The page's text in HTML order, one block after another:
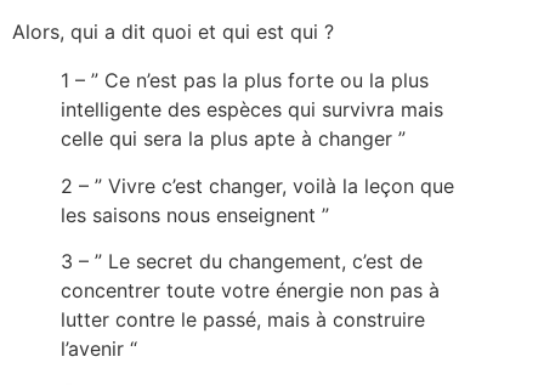
Alors, qui a dit quoi et qui est qui ?
1 – ” Ce n’est pas la plus forte ou la plus
intelligente des espèces qui survivra mais
celle qui sera la plus apte à changer ”
2 – ” Vivre c’est changer, voilà la leçon que
les saisons nous enseignent ”
3 – ” Le secret du changement, c’est de
concentrer toute votre énergie non pas à
lutter contre le passé, mais à construire
l’avenir “